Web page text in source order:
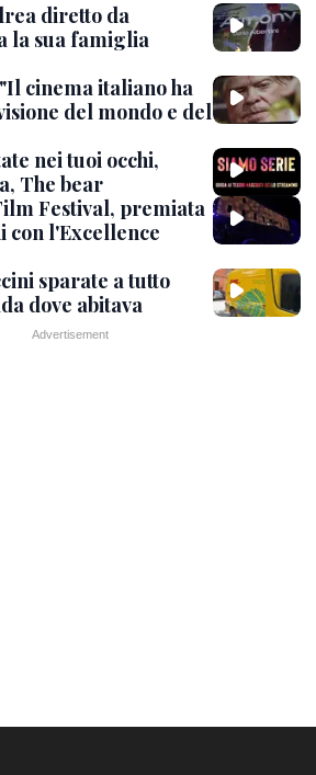
diretto da
la sua famiglia
cinema italiano ha
del mondo e del
nei tuoi occhi,
The bear
Festival, premiata
con l'Excellence
sparate a tutto
dove abitava